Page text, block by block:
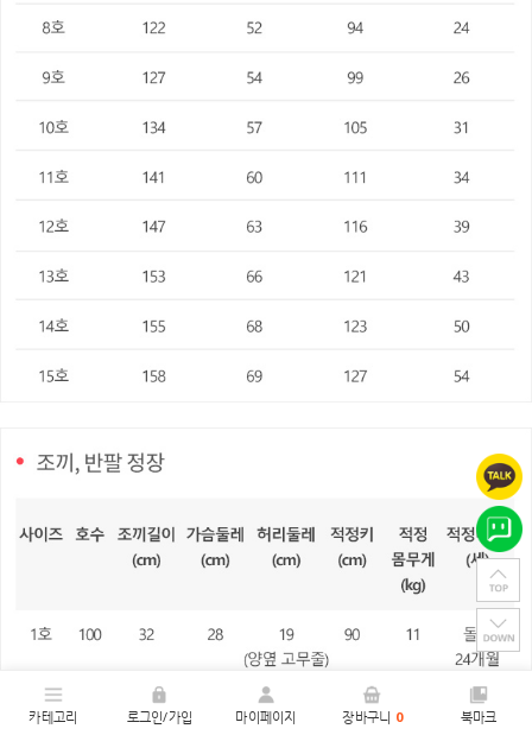
카테고리 로그인/가입 마이페이지 장바구니 0 북마크